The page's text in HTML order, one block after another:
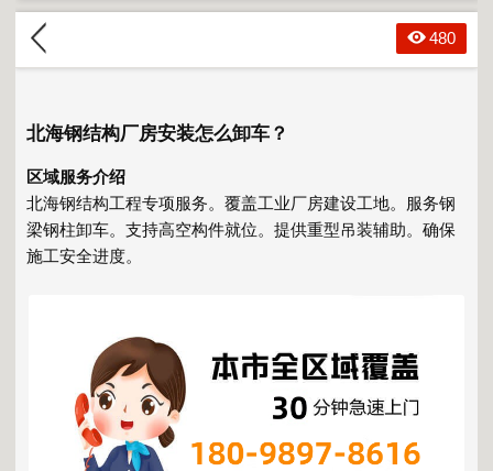
480
北海钢结构厂房安装怎么卸车？
区域服务介绍
北海钢结构工程专项服务。覆盖工业厂房建设工地。服务钢
梁钢柱卸车。支持高空构件就位。提供重型吊装辅助。确保
施工安全进度。